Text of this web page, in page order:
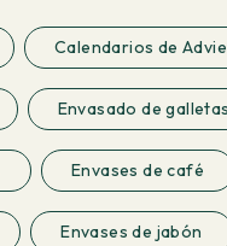
Calendarios de
Envasado de galletas
Envases de café
Envases de jabón